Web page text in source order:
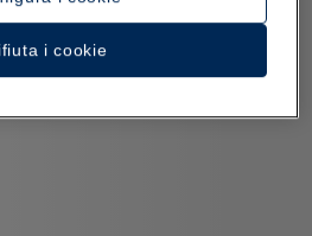
i cookie